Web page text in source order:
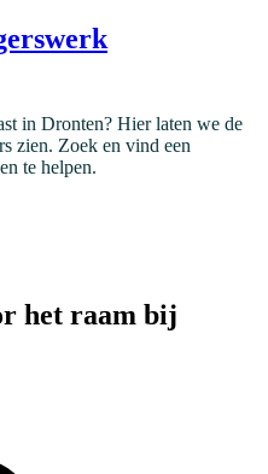
in Dronten? Hier laten we de
zien. Zoek en vind een
te helpen.
het raam bij